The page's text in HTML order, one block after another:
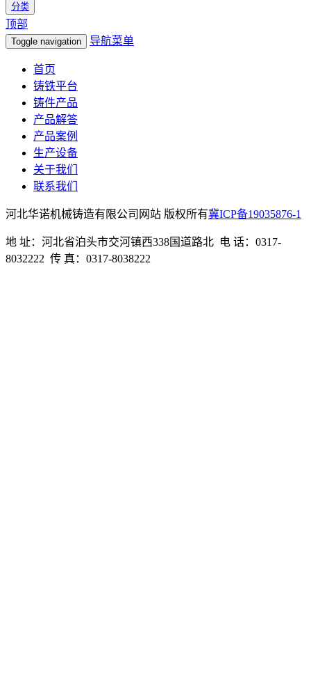
分类
顶部
Toggle navigation 导航菜单
首页
铸铁平台
铸件产品
产品解答
产品案例
生产设备
关于我们
联系我们
河北华诺机械铸造有限公司网站 版权所有冀ICP备19035876-1
地 址：河北省泊头市交河镇西338国道路北 电 话：0317-
8032222 传 真：0317-8038222